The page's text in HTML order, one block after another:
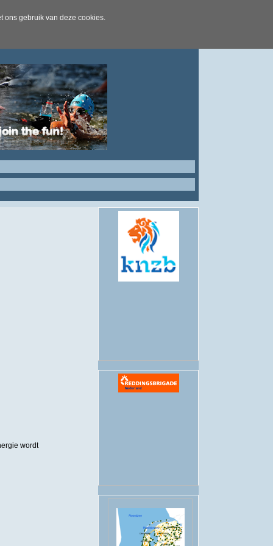
ons gebruik van deze cookies.
wordt